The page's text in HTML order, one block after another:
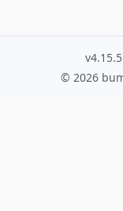
v4.15.5
© 2026